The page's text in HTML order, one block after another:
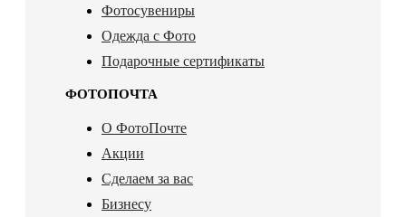
Фотосувениры
Одежда с Фото
Подарочные сертификаты
ФОТОПОЧТА
О ФотоПочте
Акции
Сделаем за вас
Бизнесу